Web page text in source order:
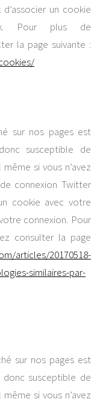
un cookie
Pour plus de
la page suivante :
sur nos pages est
susceptible de
si vous n’avez
connexion Twitter
cookie avec votre
connexion. Pour
consulter la page
articles/20170518-
similaires-par-
sur nos pages est
susceptible de
si vous n’avez